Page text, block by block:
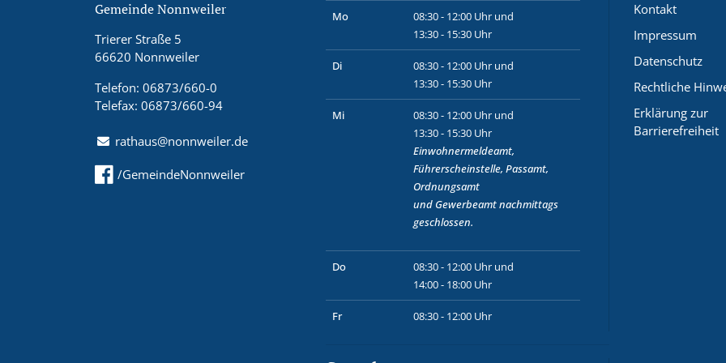
Gemeinde Nonnweiler
Trierer Straße 5
66620 Nonnweiler
Telefon: 06873/660-0
Telefax: 06873/660-94
rathaus@nonnweiler.de
/GemeindeNonnweiler
Mo
08:30 - 12:00 Uhr und
13:30 - 15:30 Uhr
Di
08:30 - 12:00 Uhr und
13:30 - 15:30 Uhr
Mi
08:30 - 12:00 Uhr und
13:30 - 15:30 Uhr
Einwohnermeldeamt,
Führerscheinstelle, Passamt,
Ordnungsamt
und Gewerbeamtnachmittags
geschlossen.
Do
08:30 - 12:00 Uhr und
14:00 - 18:00 Uhr
Fr 08:30 - 12:00 Uhr
Kontakt
Impressum
Datenschutz
Rechtliche
Erklärung zur
Barrierefreiheit